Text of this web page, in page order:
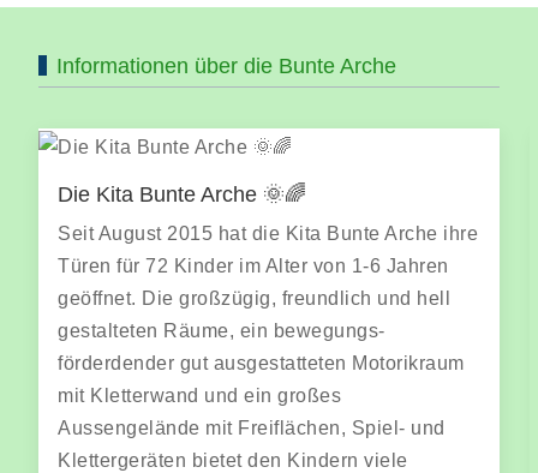
Informationen über die Bunte Arche
Pädagogisches Konzept 🌞✨
In vier Stammgruppen finden die Kinder
Geborgenheit, Schutz und Rückzugs-
möglichkeiten. Sie erleben gemeinsam den
Morgenkreis, freies und gemeinsames Spiel,
Frühstück und Mittagessen. Hier begegnen
sich Kinder mit und ohne Behinderung. In
offenen und gruppenübergreifenden Musik-,
Kreativ- oder Bewegungsangeboten leiten wir